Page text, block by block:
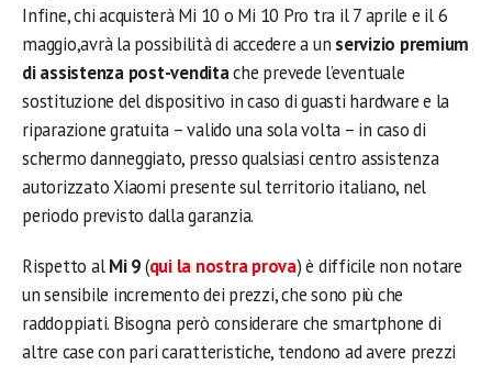
Infine, chi acquisterà Mi 10 o Mi 10 Pro tra il 7 aprile e il 6
maggio,avrà la possibilità di accedere a un servizio premium
di assistenza post-venditache prevede l’eventuale
sostituzione del dispositivo in caso di guasti hardware e la
riparazione gratuita – valido una sola volta – in caso di
schermo danneggiato, presso qualsiasi centro assistenza
autorizzato Xiaomi presente sul territorio italiano, nel
periodo previsto dalla garanzia.
Rispetto alMi 9(qui la nostra prova) è difficile non notare
un sensibile incremento dei prezzi, che sono più che
raddoppiati. Bisogna però considerare che smartphone di
altre case con pari caratteristiche, tendono ad avere prezzi